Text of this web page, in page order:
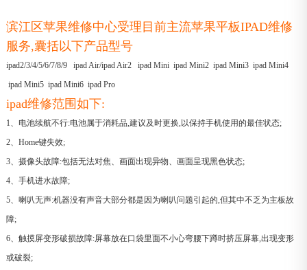
滨江区苹果维修中心受理目前主流苹果平板IPAD维修
服务,囊括以下产品型号
ipad2/3/4/5/6/7/8/9 ipad Air/ipad Air2 ipad Mini ipad Mini2 ipad Mini3 ipad Mini4
ipad Mini5 ipad Mini6 ipad Pro
ipad维修范围如下:
1、电池续航不行:电池属于消耗品,建议及时更换,以保持手机使用的最佳状态;
2、Home键失效;
3、摄像头故障:包括无法对焦、画面出现异物、画面呈现黑色状态;
4、手机进水故障;
5、喇叭无声:机器没有声音大部分都是因为喇叭问题引起的,但其中不乏为主板故
障;
6、触摸屏变形破损故障:屏幕放在口袋里面不小心弯腰下蹲时挤压屏幕,出现变形
或破裂;